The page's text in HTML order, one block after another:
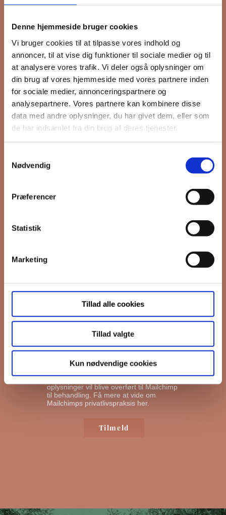
Denne hjemmeside bruger cookies
Vi bruger cookies til at tilpasse vores indhold og
annoncer, til at vise dig funktioner til sociale medier og til
at analysere vores trafik. Vi deler også oplysninger om
din brug af vores hjemmeside med vores partnere inden
for sociale medier, annonceringspartnere og
analysepartnere. Vores partnere kan kombinere disse
data med andre oplysninger, du har givet dem, eller som
de har indsamlet fra din brug af deres tjenester.
Nødvendig
Præferencer
Statistik
Marketing
Tillad alle cookies
Tillad valgte
Kun nødvendige cookies
sender vi blandt andet invitation til
boliger til salg, så du kan komme
først i køen.
*
Fornavn
Efternavn
Email
Interesseret i
FB Gruppen vil bruge din information til
at kontakte dig i forbindelse med
nyheder - og nye boliger. Før vi kan gøre
sende dig emails.Du kan læse vores
Vi bruger Mailchimp til at sende
nyhedsbreve ud. Ved at klikke nedenfor
for at abonnere, anerkender du, at dine
oplysninger vil blive overført til Mailchimp
til behandling. Få mere at vide om
Mailchimps privatlivspraksis her.